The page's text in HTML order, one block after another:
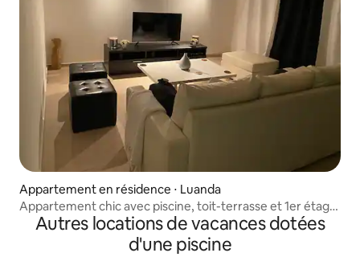
Appartement en résidence ⋅ Luanda
Appartement chic avec piscine, toit-terrasse et 1er étage
– T3Autres locations de vacances dotées
d'une piscine